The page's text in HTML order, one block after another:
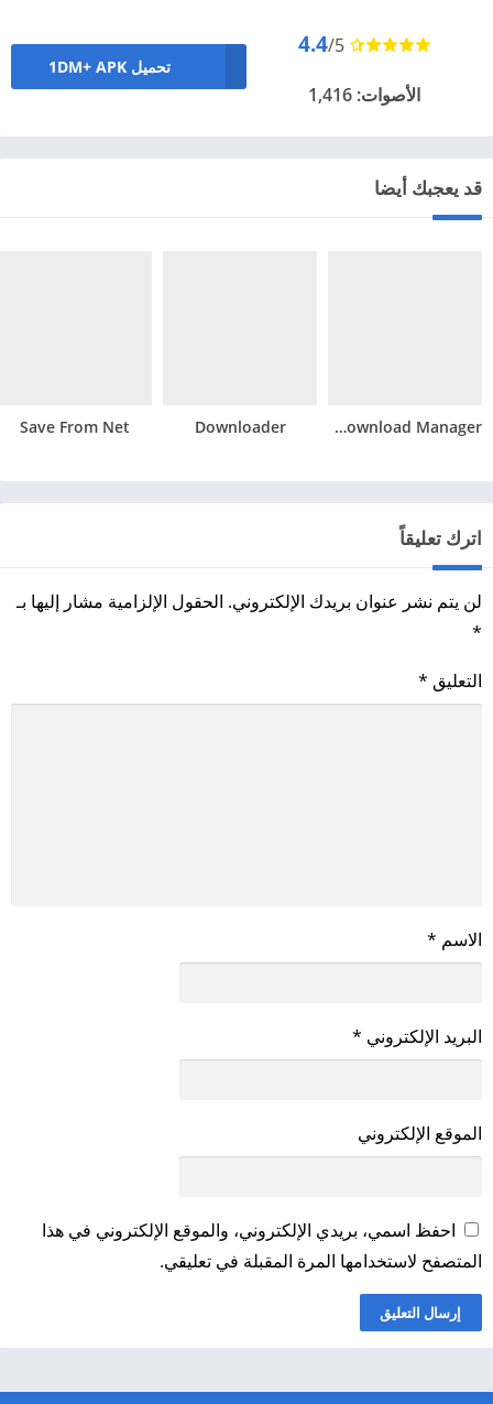
4.4/5
الأصوات: 1,416
تحميل 1DM+ APK
قد يعجبك أيضا
Internet Download Manager
Downloader
Save From Net
اترك تعليقاً
لن يتم نشر عنوان بريدك الإلكتروني. الحقول الإلزامية مشار إليها بـ
*
التعليق *
الاسم *
البريد الإلكتروني *
الموقع الإلكتروني
احفظ اسمي، بريدي الإلكتروني، والموقع الإلكتروني في هذا
المتصفح لاستخدامها المرة المقبلة في تعليقي.